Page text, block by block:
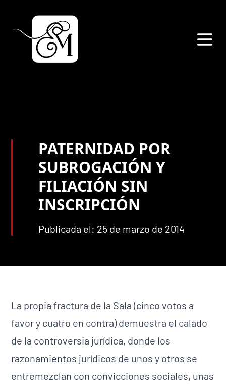
PATERNIDAD POR
SUBROGACIÓN Y
FILIACIÓN SIN
INSCRIPCIÓN
Publicada el: 25 de marzo de 2014
La propia fractura de la Sala (cinco votos a
favor y cuatro en contra) demuestra el calado
de la controversia jurídica, donde los
razonamientos jurídicos de unos y otros se
entremezclan con convicciones sociales, unas